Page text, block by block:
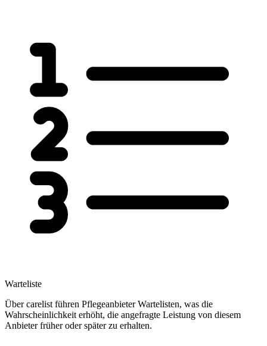
Warteliste
Über carelist führen Pflegeanbieter Wartelisten, was die
Wahrscheinlichkeit erhöht, die angefragte Leistung von diesem
Anbieter früher oder später zu erhalten.